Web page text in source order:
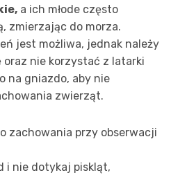
a ich młode często
zmierzając do morza.
jest możliwa, jednak należy
nie korzystać z latarki
na gniazdo, aby nie
zwierząt.
zachowania przy obserwacji
i nie dotykaj piskląt,